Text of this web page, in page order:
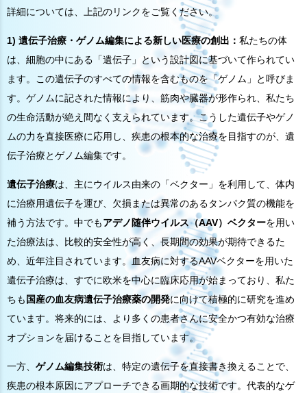
詳細については、上記のリンクをご覧ください。
1) 遺伝子治療・ゲノム編集による新しい医療の創出： 私たちの体
は、細胞の中にある「遺伝子」という設計図に基づいて作られてい
ます。この遺伝子のすべての情報を含むものを「ゲノム」と呼びま
す。ゲノムに記された情報により、筋肉や臓器が形作られ、私たち
の生命活動が絶え間なく支えられています。こうした遺伝子やゲノ
ムの力を直接医療に応用し、疾患の根本的な治療を目指すのが、遺
伝子治療とゲノム編集です。
遺伝子治療は、主にウイルス由来の「ベクター」を利用して、体内
に治療用遺伝子を運び、欠損または異常のあるタンパク質の機能を
補う方法です。中でもアデノ随伴ウイルス（AAV）ベクターを用い
た治療法は、比較的安全性が高く、長期間の効果が期待できるた
め、近年注目されています。血友病に対するAAVベクターを用いた
遺伝子治療は、すでに欧米を中心に臨床応用が始まっており、私た
ちも 国産の血友病遺伝子治療薬の開発に向けて積極的に研究を進め
ています。将来的には、より多くの患者さんに安全かつ有効な治療
オプションを届けることを目指しています。
一方、 ゲノム編集技術は、特定の遺伝子を直接書き換えることで、
疾患の根本原因にアプローチできる画期的な技術です。代表的なゲ